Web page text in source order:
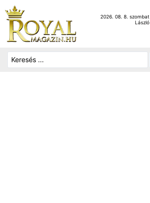
2026. 08. 8. szombat
László